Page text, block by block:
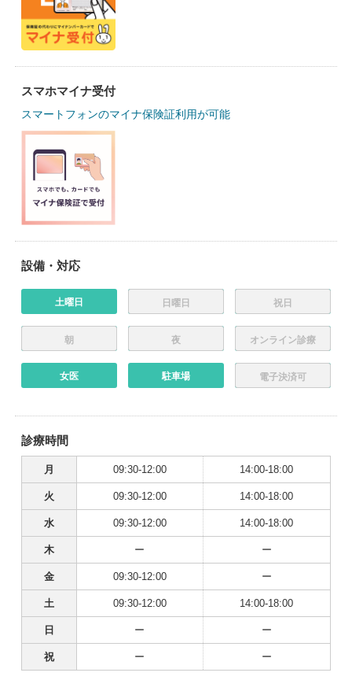
スマホマイナ受付
スマートフォンのマイナ保険証利用が可能
設備・対応
土曜日 日曜日 祝日
朝 夜 オンライン診療
女医 駐車場 電子決済可
診療時間
月 09:30-12:00 14:00-18:00
火 09:30-12:00 14:00-18:00
水 09:30-12:00 14:00-18:00
木 ー ー
金 09:30-12:00 ー
土 09:30-12:00 14:00-18:00
日 ー ー
祝 ー ー